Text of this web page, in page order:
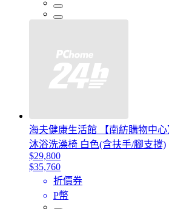
海夫健康生活館 【南紡購物中心
沐浴洗澡椅 白色(含扶手/腳支撐)
$29,800
$35,760
折價券
P幣